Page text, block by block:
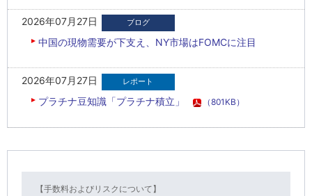
2026年07月27日
中国の現物需要が下支え、NY市場はFOMCに注目
2026年07月27日
プラチナ豆知識「プラチナ積立」
（801KB）
【手数料およびリスクについて】